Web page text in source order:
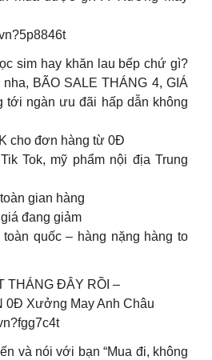
sim hay khăn lau bếp chứ gì?
BÃO SALE THÁNG 4, GIÁ
tới ngàn ưu đãi hấp dẫn không
cho đơn hàng từ 0Đ
Tok, mỹ phẩm nội địa Trung
gian hàng
đang giảm
quốc – hàng nặng hàng to
THÁNG ĐÂY RỒI –
0Đ Xưởng May Anh Châu
và nói với bạn “Mua đi, không